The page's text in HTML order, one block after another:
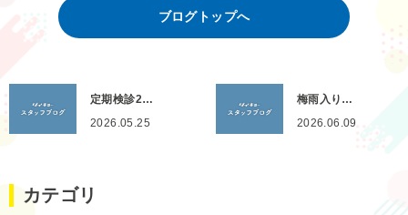
ブログトップへ
定期検診2…
2026.05.25
梅雨入り…
2026.06.09
カテゴリ